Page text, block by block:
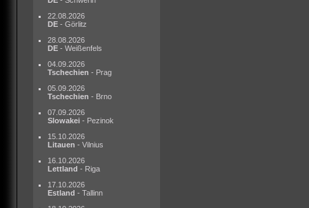
22.08.2026
DE - Görlitz
28.08.2026
DE - Weißenfels
04.09.2026
Tschechien - Prag
05.09.2026
Tschechien - Brno
07.09.2026
Slowakei - Pezinok
15.10.2026
Litauen - Vilnius
16.10.2026
Lettland - Riga
17.10.2026
Estland - Tallinn